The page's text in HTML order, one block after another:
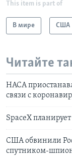
This item is part of
В мире США
Читайте
НАСА
связи с
SpaceX
США обвинили
спутником-